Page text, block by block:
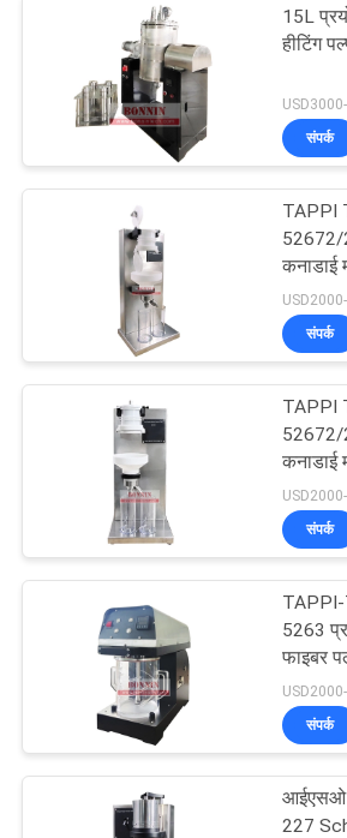
प्रयोगशाला
ड्रायर
वीडियो माप
टैबलेट परीक्षक
परीक्षक
15L
हीटिंग
संपर्क
TAPPI
52672/
कनाडाई
संपर्क
TAPPI
52672/
कनाडाई
संपर्क
5263
फाइबर
संपर्क
आईएसओ
227